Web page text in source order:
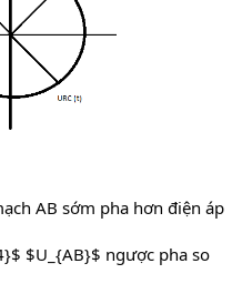
AB sớm pha hơn điện áp
$U_{AB}$ ngược pha so